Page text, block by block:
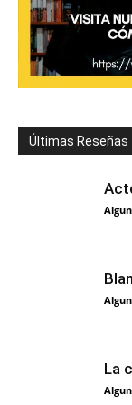
Últimas Reseñas
La